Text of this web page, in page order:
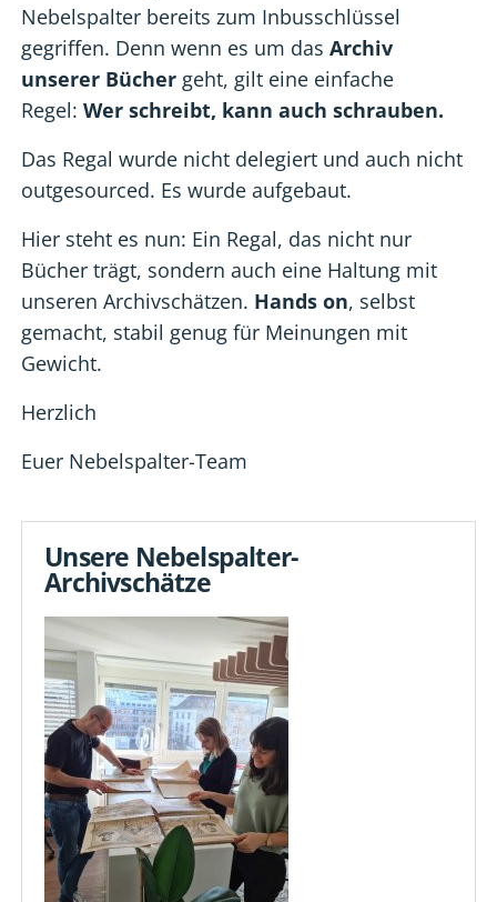
Nebelspalter bereits zum Inbusschlüssel
gegriffen. Denn wenn es um dasArchiv
unserer Bücher geht, gilt eine einfache
Regel:Wer schreibt, kann auch schrauben.
Das Regal wurde nicht delegiert und auch nicht
outgesourced. Es wurde aufgebaut.
Hier steht es nun: Ein Regal, das nicht nur
Bücher trägt, sondern auch eine Haltung mit
unseren Archivschätzen. Hands on, selbst
gemacht, stabil genug für Meinungen mit
Gewicht.
Herzlich
Euer Nebelspalter-Team
Unsere Nebelspalter-
Archivschätze